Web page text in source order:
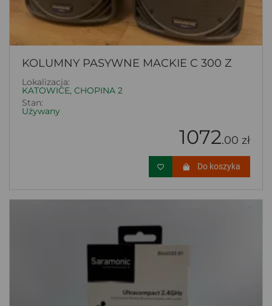
KOLUMNY PASYWNE MACKIE C 300 Z
Lokalizacja:
KATOWICE, CHOPINA 2
Stan:
Używany
1072.00 zł
Do koszyka